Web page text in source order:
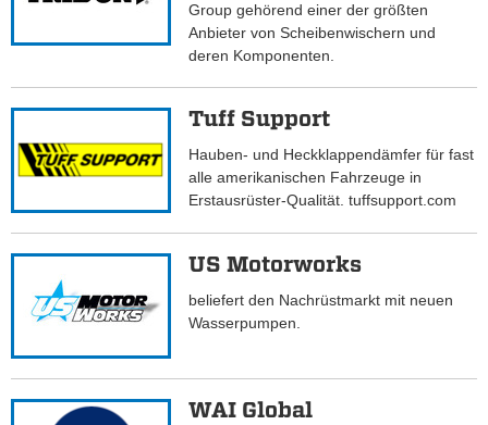
Group gehörend einer der größten
Anbieter von Scheibenwischern und
deren Komponenten.
Tuff Support
Hauben- und Heckklappendämfer für fast
alle amerikanischen Fahrzeuge in
Erstausrüster-Qualität. tuffsupport.com
US Motorworks
beliefert den Nachrüstmarkt mit neuen
Wasserpumpen.
WAI Global